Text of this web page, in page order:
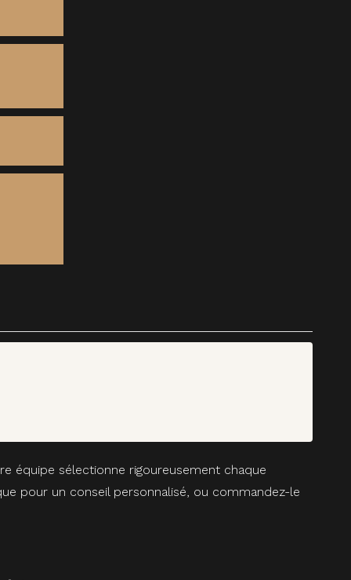
équipe sélectionne rigoureusement chaque
pour un conseil personnalisé, ou commandez-le